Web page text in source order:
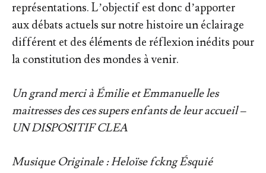
représentations. L’objectif est donc d’apporter
aux débats actuels sur notre histoire un éclairage
différent et des éléments de réflexion inédits pour
la constitution des mondes à venir.
Un grand merci à Émilie et Emmanuelle les
maitresses des ces supers enfants de leur accueil –
UN DISPOSITIF CLEA
Musique Originale : Heloïse fckng Ésquié